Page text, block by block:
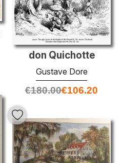
don Quichotte
Gustave Dore
€180.00€106.20